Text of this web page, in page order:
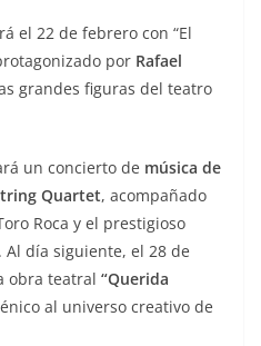
el 22 de febrero con “El
por Rafael
grandes figuras del teatro
un concierto de música de
Quartet, acompañado
Roca y el prestigioso
día siguiente, el 28 de
obra teatral “Querida
al universo creativo de